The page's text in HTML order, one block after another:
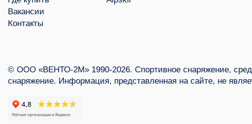
Вакансии
Контакты
© ООО «ВЕНТО-2М» 1990-2026. Спортивное снаряжение,
снаряжение. Информация, представленная на сайте, не